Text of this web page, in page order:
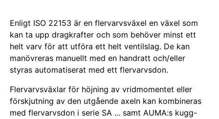
Enligt ISO 22153 är en flervarvsväxel en växel som
kan ta upp dragkrafter och som behöver minst ett
helt varv för att utföra ett helt ventilslag. De kan
manövreras manuellt med en handratt och/eller
styras automatiserat med ett flervarvsdon.
Flervarvsväxlar för höjning av vridmomentet eller
förskjutning av den utgående axeln kan kombineras
med flervarvsdon i serie SA ... samt AUMA:s kugg-